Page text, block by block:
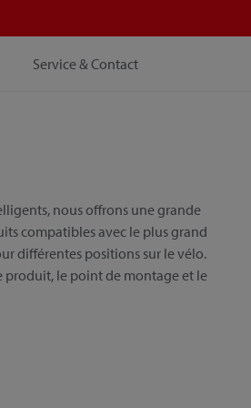
Service & Contact
nous offrons une grande
compatibles avec le plus grand
différentes positions sur le vélo.
produit, le point de montage et le